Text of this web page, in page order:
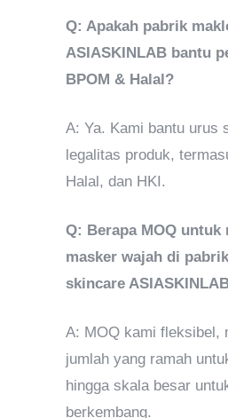
Q: Apakah pabrik
ASIASKINLAB bantu
BPOM & Halal?
A: Ya. Kami bantu urus
legalitas produk,
Halal, dan HKI.
Q: Berapa MOQ untuk
masker wajah di
skincare
A: MOQ kami fleksibel,
jumlah yang ramah
hingga skala besar
berkembang.